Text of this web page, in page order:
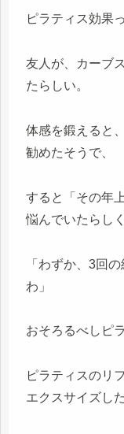
ピラティス効果
友人が、カーブ
たらしい。
体感を鍛えると
勧めたそうで、
すると「その年
悩んでいたらしく
「わずか、3回
わ」
おそろるべしピ
ピラティスのリ
エクスサイズし